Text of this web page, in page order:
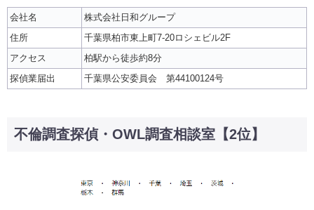
会社名
株式会社日和グループ
住所
千葉県柏市東上町7-20ロシェビル2F
アクセス
柏駅から徒歩約8分
探偵業届出
千葉県公安委員会 第44100124号
不倫調査探偵・OWL調査相談室【2位】